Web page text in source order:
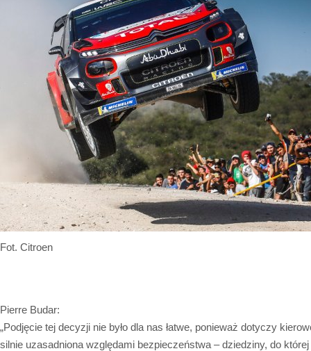
Fot. Citroen
Pierre Budar:
„Podjęcie tej decyzji nie było dla nas łatwe, ponieważ dotyczy
silnie uzasadniona względami bezpieczeństwa – dziedziny, do której